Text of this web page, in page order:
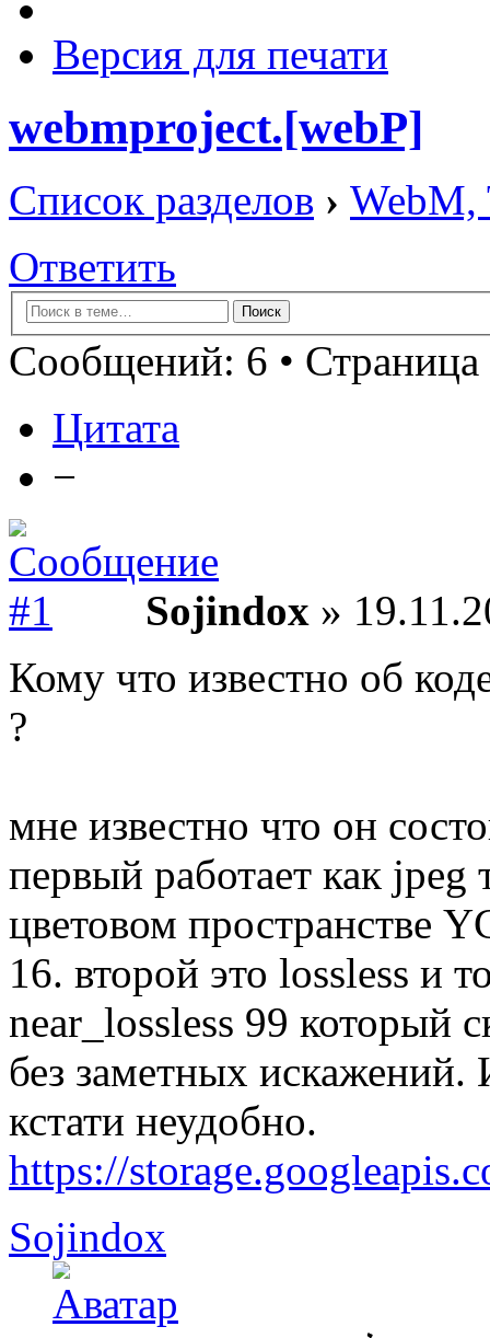
Версия для печати
webmproject.[webP]
Список разделов › WebM,
Ответить
Сообщений: 6 • Страница
Цитата
−
Sojindox »
Кому что известно об
?
мне известно что он
первый работает как jpeg
цветовом пространстве
16. второй это lossless и
near_lossless 99 который
без заметных искажений.
кстати неудобно.
https://
Sojindox